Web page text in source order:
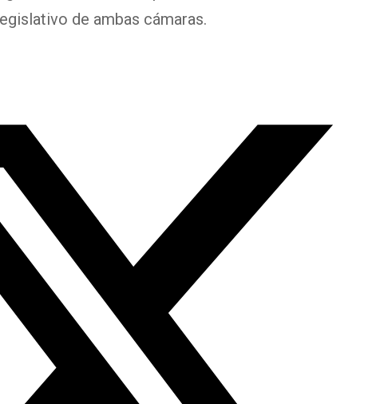
de ambas cámaras.